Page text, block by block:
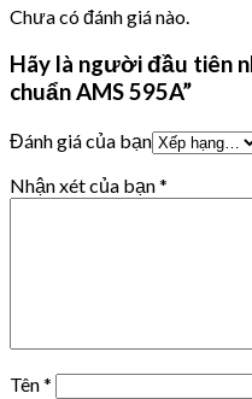
Chưa có đánh giá nào.
Hãy là người đầu tiên
chuẩn AMS 595A”
Đánh giá của bạn
Nhận xét của bạn*
Tên*